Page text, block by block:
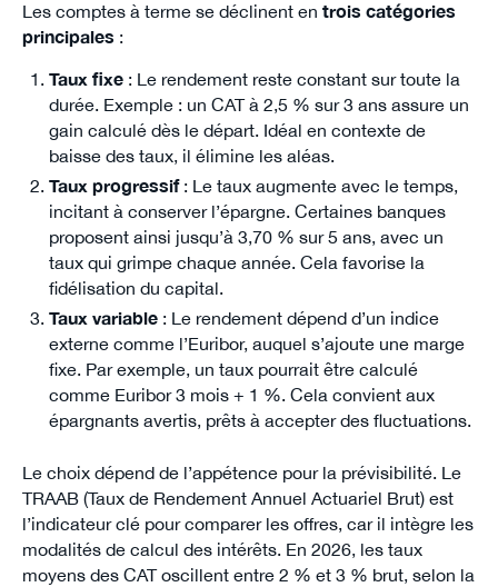
Les comptes à terme se déclinent en trois catégories
principales :
Taux fixe: Le rendement reste constant sur toute la
durée. Exemple : un CAT à 2,5 % sur 3 ans assure un
gain calculé dès le départ. Idéal en contexte de
baisse des taux, il élimine les aléas.
Taux progressif: Le taux augmente avec le temps,
incitant à conserver l’épargne. Certaines banques
proposent ainsi jusqu’à 3,70 % sur 5 ans, avec un
taux qui grimpe chaque année. Cela favorise la
fidélisation du capital.
Taux variable: Le rendement dépend d’un indice
externe comme l’Euribor, auquel s’ajoute une marge
fixe. Par exemple, un taux pourrait être calculé
comme Euribor 3 mois + 1 %. Cela convient aux
épargnants avertis, prêts à accepter des fluctuations.
Le choix dépend de l’appétence pour la prévisibilité. Le
TRAAB (Taux de Rendement Annuel Actuariel Brut) est
l’indicateur clé pour comparer les offres, car il intègre les
modalités de calcul des intérêts. En 2026, les taux
moyens des CAT oscillent entre 2 % et 3 % brut, selon la